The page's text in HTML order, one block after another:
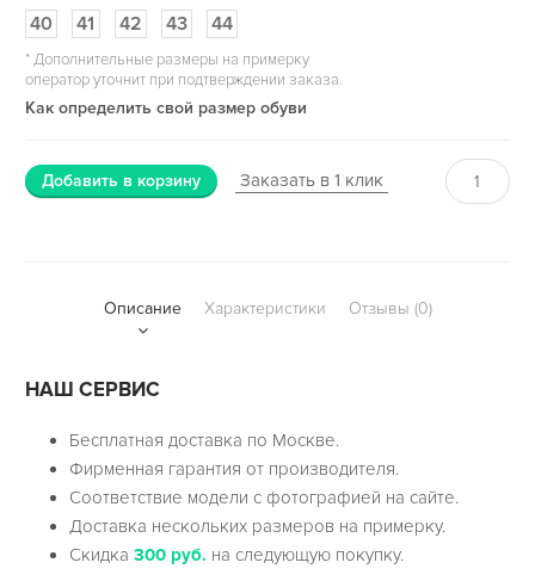
40 41 42 43 44
*Дополнительные размеры на примерку
оператор уточнит при подтверждении заказа.
Как определить свой размер обуви
Добавить в корзину Заказать в 1 клик
Описание Характеристики Отзывы (0)
НАШ СЕРВИС
Бесплатная доставка по Москве.
Фирменная гарантия от производителя.
Соответствие модели с фотографией на сайте.
Доставка нескольких размеров на примерку.
Скидка300 руб. на следующую покупку.